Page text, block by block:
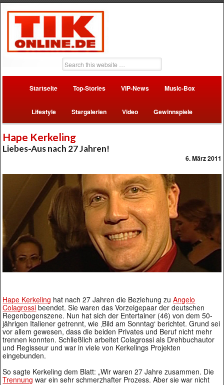
Startseite Top-Stories VIP-News Music-Box
Lifestyle Stargalerien Video Gewinnspiele
Hape Kerkeling
Liebes-Aus nach 27 Jahren!
6. März 2011
Hape Kerkeling hat nach 27 Jahren die Beziehung zuAngelo
Colagrossi beendet. Sie waren das Vorzeigepaar der deutschen
Regenbogenszene. Nun hat sich der Entertainer (46) von dem 50-
jährigen Italiener getrennt, wie ‚Bild am Sonntag‘ berichtet. Grund sei
vor allem gewesen, dass die beiden Privates und Beruf nicht mehr
trennen konnten. Schließlich arbeitet Colagrossi als Drehbuchautor
und Regisseur und war in viele von Kerkelings Projekten
eingebunden.
So sagte Kerkeling dem Blatt: „Wir waren 27 Jahre zusammen. Die
Trennung war ein sehr schmerzhafter Prozess. Aber sie war nicht